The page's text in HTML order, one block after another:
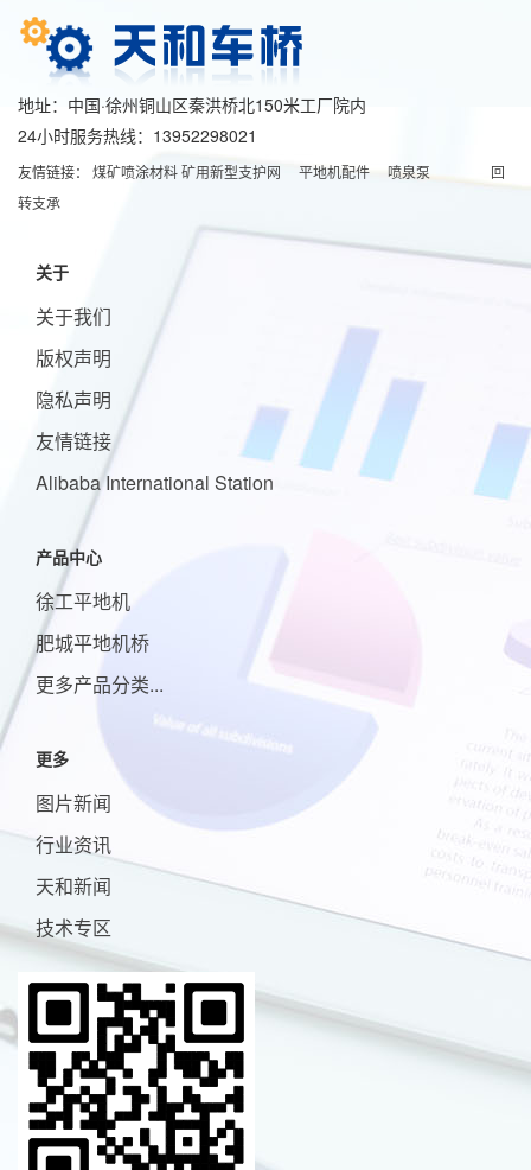
地址：中国·徐州铜山区秦洪桥北150米工厂院内
24小时服务热线：13952298021
友情链接： 煤矿喷涂材料矿用新型支护网 平地机配件 喷泉泵
回
转支承
关于
关于我们
版权声明
隐私声明
友情链接
Alibaba International Station
产品中心
徐工平地机
肥城平地机桥
更多产品分类...
更多
图片新闻
行业资讯
天和新闻
技术专区